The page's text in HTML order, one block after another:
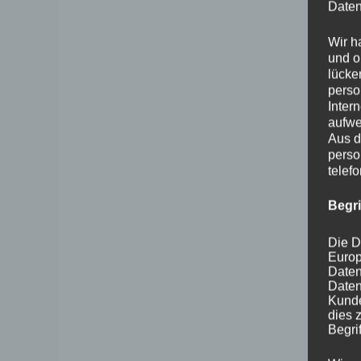
Wir
und
Aus
Die
dies